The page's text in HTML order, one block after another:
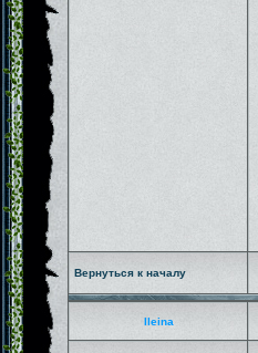
Вернуться к началу
Ileina